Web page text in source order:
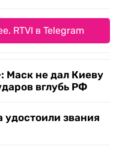
RTVI в Telegram
Маск не дал Киеву
вглубь РФ
звания